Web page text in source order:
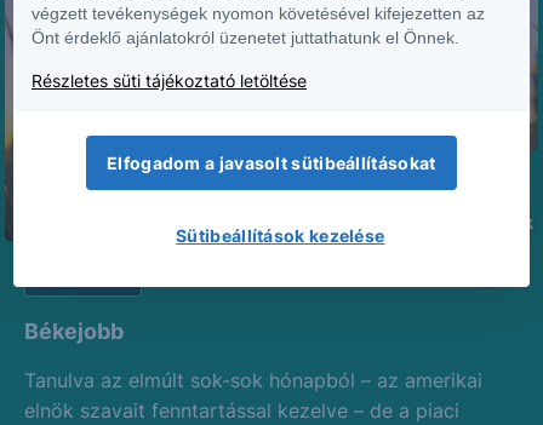
Békejobb
Tanulva az elmúlt sok-sok hónapból – az amerikai
elnök szavait fenntartással kezelve – de a piaci
végzett tevékenységek nyomon követésével kifejezetten az
Önt érdeklő ajánlatokról üzenetet juttathatunk el Önnek.
Részletes süti tájékoztató letöltése
Elfogadom a javasolt sütibeállításokat
Sütibeállítások kezelése